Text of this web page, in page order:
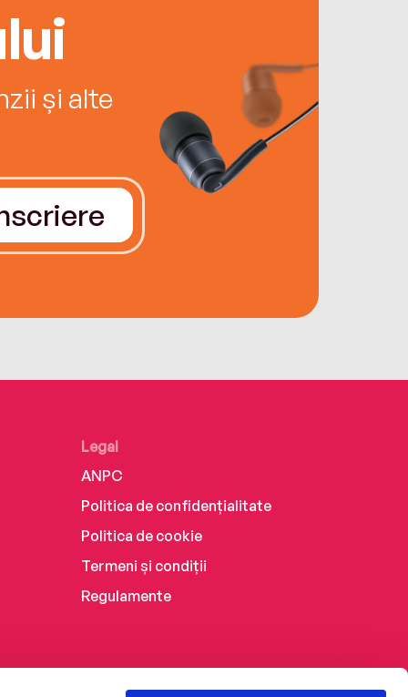
și alte
Legal
ANPC
Politica de confidențialitate
Politica de cookie
Termeni și condiții
Regulamente